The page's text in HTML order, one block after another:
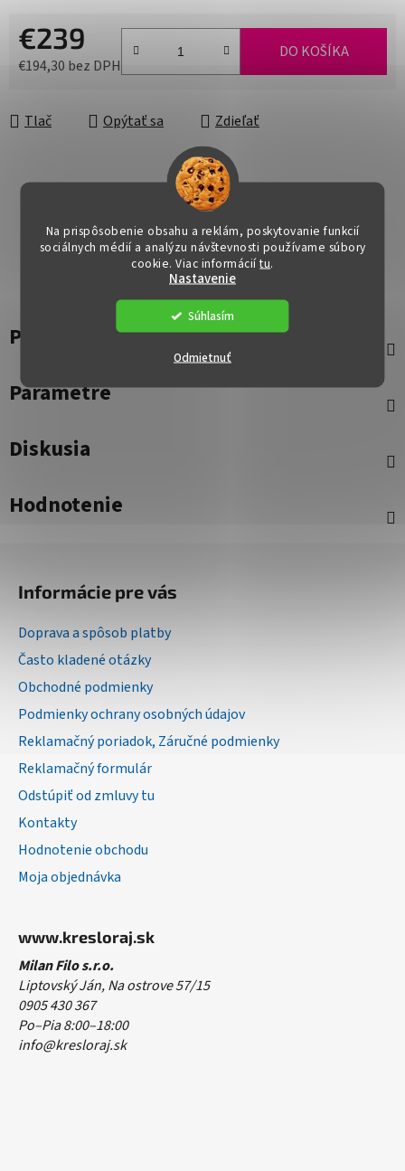
Na prispôsobenie obsahu a reklám, poskytovanie funkcií
sociálnych médií a analýzu návštevnosti používame súbory
cookie. Viac informáciítu.
Nastavenie
Odmietnuť
Súhlasím
€239
€194,30 bez DPH
DO KOŠÍKA
Tlač Opýtať sa Zdieľať
Popis
Parametre
Diskusia
Hodnotenie
Informácie pre vás
Doprava a spôsob platby
Často kladené otázky
Obchodné podmienky
Podmienky ochrany osobných údajov
Reklamačný poriadok, Záručné podmienky
Reklamačný formulár
Odstúpiť od zmluvy tu
Kontakty
Hodnotenie obchodu
Moja objednávka
www.kresloraj.sk
Milan Filo s.r.o.
Liptovský Ján, Na ostrove 57/15
0905 430 367
Po–Pia 8:00–18:00
info@kresloraj.sk